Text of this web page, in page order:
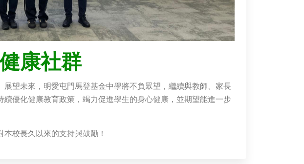
康社群
望未來，明愛屯門馬登基金中學將不負眾望，繼續與教師、家長
優化健康教育政策，竭力促進學生的身心健康，並期望能進一步
校長久以來的支持與鼓勵！